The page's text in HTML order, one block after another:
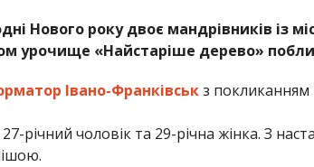
Нового року двоє мандрівників із
урочище «Найстаріше дерево»
Івано-Франківськз покликанням
річний чоловік та 29-річна жінка. З